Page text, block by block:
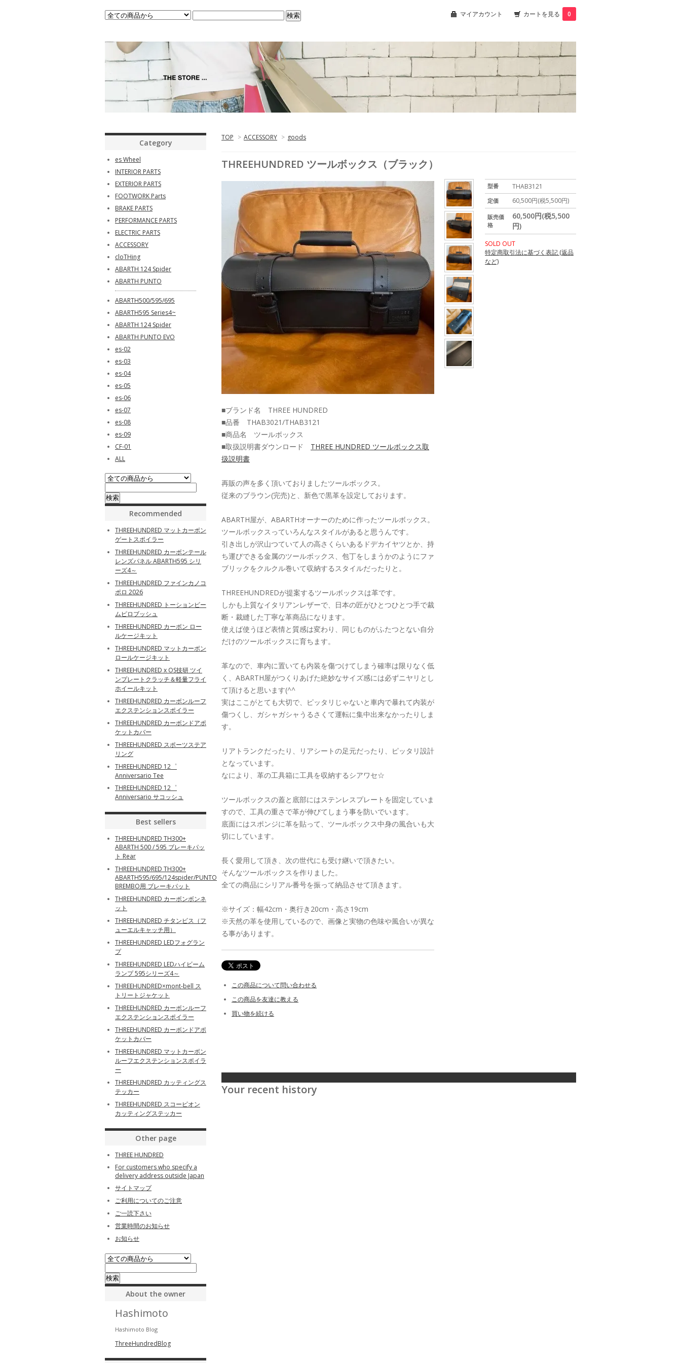
マイアカウント カートを見る 0
TOP > ACCESSORY > goods
THREEHUNDRED ツールボックス（ブラック）
型番 THAB3121
定価 60,500円(税5,500円)
販売価
格
60,500円(税5,500
円)
SOLD OUT
特定商取引法に基づく表記 (返品
など)
■ブランド名 THREE HUNDRED
■品番 THAB3021/THAB3121
■商品名 ツールボックス
■取扱説明書ダウンロード THREE HUNDRED ツールボックス取
扱説明書
再販の声を多く頂いておりましたツールボックス。
従来のブラウン(完売)と、新色で黒革を設定しております。
ABARTH屋が、ABARTHオーナーのために作ったツールボックス。
ツールボックスっていろんなスタイルがあると思うんです。
引き出しが沢山つていて人の高さくらいあるドデカイヤツとか、持
ち運びできる金属のツールボックス、包丁をしまうかのようにファ
ブリックをクルクル巻いて収納するスタイルだったりと。
THREEHUNDREDが提案するツールボックスは革です。
しかも上質なイタリアンレザーで、日本の匠がひとつひとつ手で裁
断・裁縫した丁寧な革商品になります。
使えば使うほど表情と質感は変わり、同じものがふたつとない自分
だけのツールボックスに育ちます。
革なので、車内に置いても内装を傷つけてしまう確率は限りなく低
く、ABARTH屋がつくりあげた絶妙なサイズ感には必ずニヤリとし
て頂けると思います(^^ゞ
実はここがとても大切で、ピッタリじゃないと車内で暴れて内装が
傷つくし、ガシャガシャうるさくて運転に集中出来なかったりしま
す。
リアトランクだったり、リアシートの足元だったり、ピッタリ設計
となっています。
なにより、革の工具箱に工具を収納するシアワセ☆
ツールボックスの蓋と底部にはステンレスプレートを固定していま
すので、工具の重さで革が伸びてしまう事を防いでいます。
底面にはスポンジに革を貼って、ツールボックス中身の風合いも大
切にしています。
長く愛用して頂き、次の世代にも受け継いで頂きたい。
そんなツールボックスを作りました。
全ての商品にシリアル番号を振って納品させて頂きます。
※サイズ：幅42cm・奥行き20cm・高さ19cm
※天然の革を使用しているので、画像と実物の色味や風合いが異な
る事があります。
この商品について問い合わせる
この商品を友達に教える
買い物を続ける
Your recent history
Category
es Wheel
INTERIOR PARTS
EXTERIOR PARTS
FOOTWORK Parts
BRAKE PARTS
PERFORMANCE PARTS
ELECTRIC PARTS
ACCESSORY
cloTHing
ABARTH 124 Spider
ABARTH PUNTO
ABARTH500/595/695
ABARTH595 Series4~
ABARTH 124 Spider
ABARTH PUNTO EVO
es-02
es-03
es-04
es-05
es-06
es-07
es-08
es-09
CF-01
ALL
Recommended
THREEHUNDRED マットカーボン
ゲートスポイラー
THREEHUNDRED カーボンテール
レンズパネル ABARTH595 シリ
ーズ4～
THREEHUNDRED ファインカノコ
ポロ 2026
THREEHUNDRED トーションビー
ムピロブッシュ
THREEHUNDRED カーボン ロー
ルケージキット
THREEHUNDRED マットカーボン
ロールケージキット
THREEHUNDRED x OS技研 ツイ
ンプレートクラッチ＆軽量フライ
ホイールキット
THREEHUNDRED カーボンルーフ
エクステンションスポイラー
THREEHUNDRED カーボンドアポ
ケットカバー
THREEHUNDRED スポーツステア
リング
THREEHUNDRED 12゜
Anniversario Tee
THREEHUNDRED 12゜
Anniversario サコッシュ
Best sellers
THREEHUNDRED TH300+
ABARTH 500 / 595 ブレーキパッ
ト Rear
THREEHUNDRED TH300+
ABARTH595/695/124spider/PUNTO
BREMBO用 ブレーキパット
THREEHUNDRED カーボンボンネ
ット
THREEHUNDRED チタンビス（フ
ューエルキャッチ用）
THREEHUNDRED LEDフォグラン
プ
THREEHUNDRED LEDハイビーム
ランプ 595シリーズ4～
THREEHUNDRED×mont-bell ス
トリートジャケット
THREEHUNDRED カーボンルーフ
エクステンションスポイラー
THREEHUNDRED カーボンドアポ
ケットカバー
THREEHUNDRED マットカーボン
ルーフエクステンションスポイラ
ー
THREEHUNDRED カッティングス
テッカー
THREEHUNDRED スコーピオン
カッティングステッカー
Other page
THREE HUNDRED
For customers who specify a
delivery address outside Japan
サイトマップ
ご利用についてのご注意
ご一読下さい
営業時間のお知らせ
お知らせ
About the owner
Hashimoto
Hashimoto Blog
ThreeHundredBlog